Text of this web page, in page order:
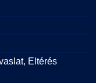
Eltérés